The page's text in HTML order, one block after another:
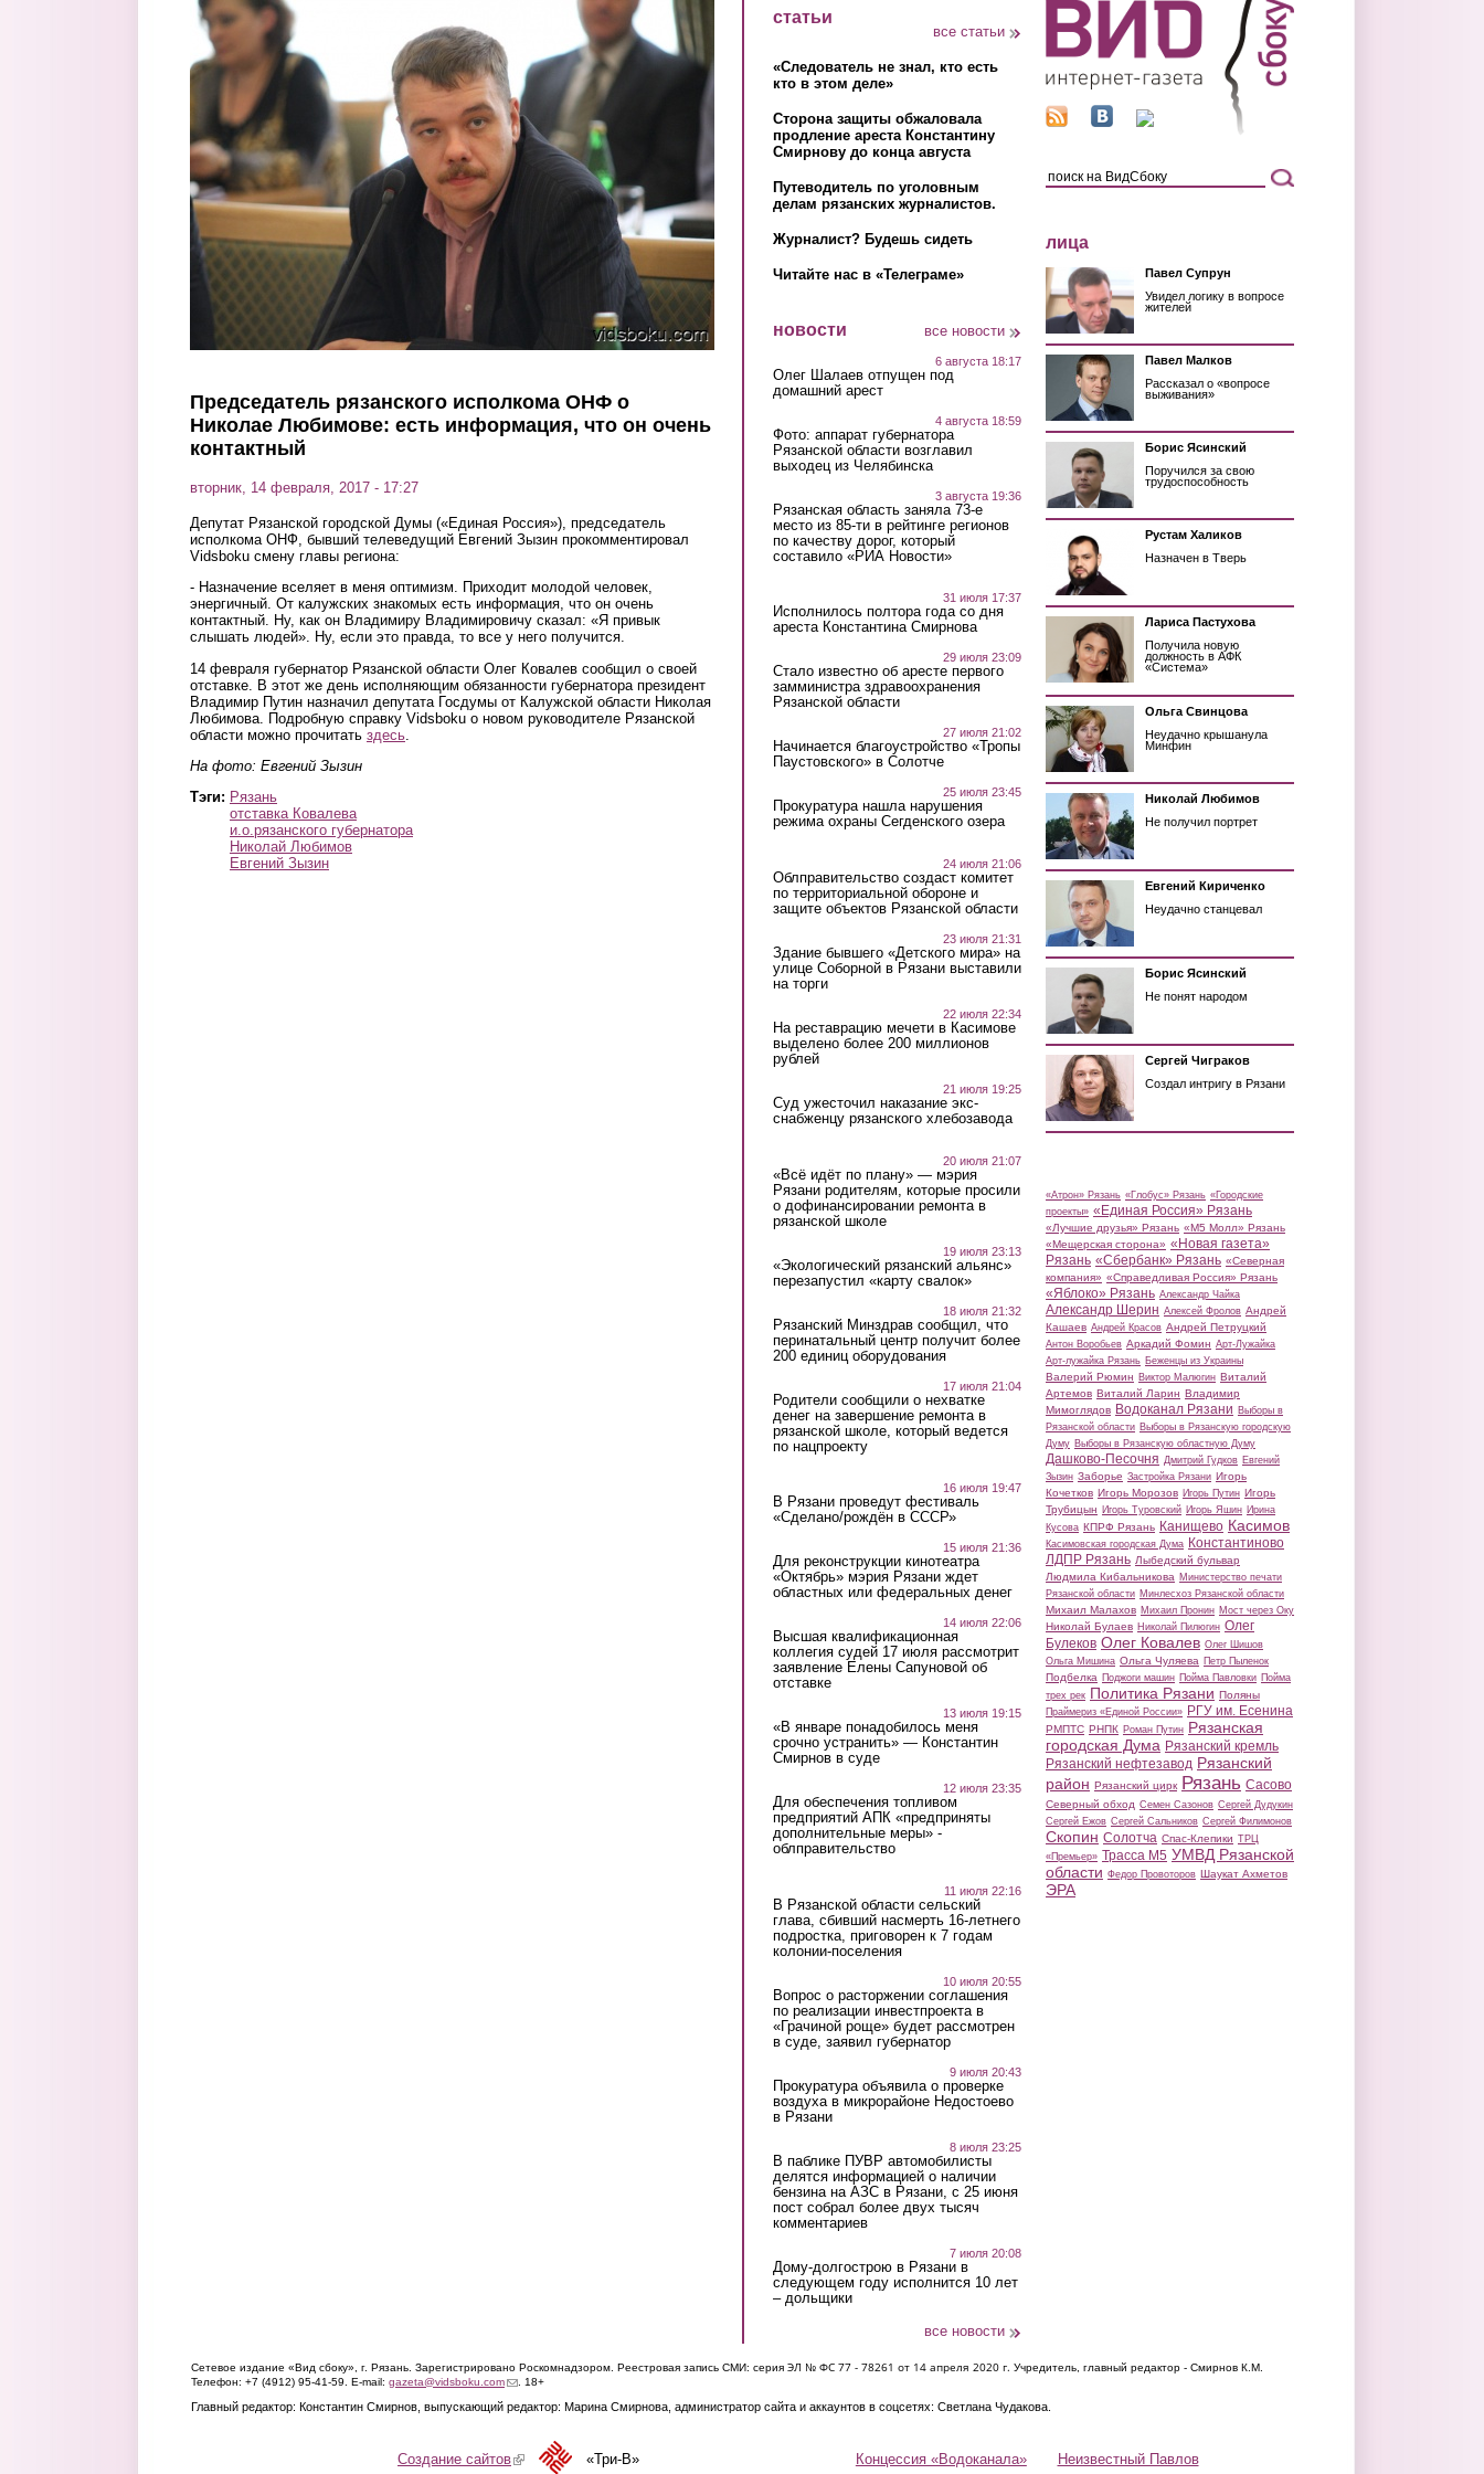
Перейти к основному содержанию
Председатель рязанского исполкома ОНФ о
Николае Любимове: есть информация, что он очень
контактный
вторник, 14 февраля, 2017 - 17:27
Депутат Рязанской городской Думы («Единая Россия»), председатель
исполкома ОНФ, бывший телеведущий Евгений Зызин прокомментировал
Vidsboku смену главы региона:
- Назначение вселяет в меня оптимизм. Приходит молодой человек,
энергичный. От калужских знакомых есть информация, что он очень
контактный. Ну, как он Владимиру Владимировичу сказал: «Я привык
слышать людей». Ну, если это правда, то все у него получится.
14 февраля губернатор Рязанской области Олег Ковалев сообщил о своей
отставке. В этот же день исполняющим обязанности губернатора президент
Владимир Путин назначил депутата Госдумы от Калужской области Николая
Любимова. Подробную справку Vidsboku о новом руководителе Рязанской
области можно прочитать здесь
На фото: Евгений Зызин
Тэги: Рязань
отставка Ковалева
и.о.рязанского губернатора
Николай Любимов
Евгений Зызин
статьи
все статьи
«Следователь не знал, кто есть
кто в этом деле»
Сторона защиты обжаловала
продление ареста Константину
Смирнову до конца августа
Путеводитель по уголовным
делам рязанских журналистов.
Журналист? Будешь сидеть
Читайте нас в «Телеграме»
новости все новости
6 августа 18:17
Олег Шалаев отпущен под
домашний арест
4 августа 18:59
Фото: аппарат губернатора
Рязанской области возглавил
выходец из Челябинска
3 августа 19:36
Рязанская область заняла 73-е
место из 85-ти в рейтинге регионов
по качеству дорог, который
составило «РИА Новости»
31 июля 17:37
Исполнилось полтора года со дня
ареста Константина Смирнова
29 июля 23:09
Стало известно об аресте первого
замминистра здравоохранения
Рязанской области
27 июля 21:02
Начинается благоустройство «Тропы
Паустовского» в Солотче
25 июля 23:45
Прокуратура нашла нарушения
режима охраны Сегденского озера
24 июля 21:06
Облправительство создаст комитет
по территориальной обороне и
защите объектов Рязанской области
23 июля 21:31
Здание бывшего «Детского мира» на
улице Соборной в Рязани выставили
на торги
22 июля 22:34
На реставрацию мечети в Касимове
выделено более 200 миллионов
рублей
21 июля 19:25
Суд ужесточил наказание экс-
снабженцу рязанского хлебозавода
20 июля 21:07
«Всё идёт по плану» — мэрия
Рязани родителям, которые просили
о дофинансировании ремонта в
рязанской школе
19 июля 23:13
«Экологический рязанский альянс»
перезапустил «карту свалок»
18 июля 21:32
Рязанский Минздрав сообщил, что
перинатальный центр получит более
200 единиц оборудования
17 июля 21:04
Родители сообщили о нехватке
денег на завершение ремонта в
рязанской школе, который ведется
по нацпроекту
16 июля 19:47
В Рязани проведут фестиваль
«Сделано/рождён в СССР»
15 июля 21:36
Для реконструкции кинотеатра
«Октябрь» мэрия Рязани ждет
областных или федеральных денег
14 июля 22:06
Высшая квалификационная
коллегия судей 17 июля рассмотрит
заявление Елены Сапуновой об
отставке
13 июля 19:15
«В январе понадобилось меня
срочно устранить» — Константин
Смирнов в суде
12 июля 23:35
Для обеспечения топливом
предприятий АПК «предприняты
дополнительные меры» -
облправительство
11 июля 22:16
В Рязанской области сельский
глава, сбивший насмерть 16-летнего
подростка, приговорен к 7 годам
колонии-поселения
10 июля 20:55
Вопрос о расторжении соглашения
по реализации инвестпроекта в
«Грачиной роще» будет рассмотрен
в суде, заявил губернатор
9 июля 20:43
Прокуратура объявила о проверке
воздуха в микрорайоне Недостоево
в Рязани
8 июля 23:25
В паблике ПУВР автомобилисты
делятся информацией о наличии
бензина на АЗС в Рязани, с 25 июня
пост собрал более двух тысяч
комментариев
7 июля 20:08
Дому-долгострою в Рязани в
следующем году исполнится 10 лет
– дольщики
все новости
лица
Павел Супрун
Увидел логику в вопросе
жителей
Павел Малков
Рассказал о «вопросе
выживания»
Борис Ясинский
Поручился за свою
трудоспособность
Рустам Халиков
Назначен в Тверь
Лариса Пастухова
Получила новую
должность в АФК
«Система»
Ольга Свинцова
Неудачно крышанула
Минфин
Николай Любимов
Не получил портрет
Евгений Кириченко
Неудачно станцевал
Борис Ясинский
Не понят народом
Сергей Чиграков
Создал интригу в Рязани
«Атрон» Рязань «Глобус» Рязань «Городские
проекты» «Единая Россия» Рязань
«Лучшие друзья» Рязань «М5 Молл» Рязань
«Мещерская сторона» «Новая газета»
Рязань «Сбербанк» Рязань «Северная
компания» «Справедливая Россия» Рязань
«Яблоко» Рязань Александр Чайка
Александр Шерин Алексей Фролов Андрей
Кашаев Андрей Красов Андрей Петруцкий
Антон Воробьев Аркадий Фомин Арт-Лужайка
Арт-лужайка Рязань Беженцы из Украины
Валерий Рюмин Виктор Малюгин Виталий
Артемов Виталий Ларин Владимир
Мимоглядов Водоканал Рязани Выборы в
Рязанской области Выборы в Рязанскую городскую
Думу Выборы в Рязанскую областную Думу
Дашково-Песочня Дмитрий Гудков Евгений
Зызин Заборье Застройка Рязани Игорь
Кочетков Игорь Морозов Игорь Путин Игорь
Трубицын Игорь Туровский Игорь Яшин Ирина
Кусова КПРФ Рязань Канищево Касимов
Касимовская городская Дума Константиново
ЛДПР Рязань Лыбедский бульвар
Людмила Кибальникова Министерство печати
Рязанской области Минлесхоз Рязанской области
Михаил Малахов Михаил Пронин Мост через Оку
Николай Булаев Николай Пилюгин Олег
Булеков Олег Ковалев Олег Шишов
Ольга Мишина Ольга Чуляева Петр Пыленок
Подбелка Поджоги машин Пойма Павловки Пойма
трех рек Политика Рязани Поляны
Праймериз «Единой России» РГУ им. Есенина
РМПТС РНПК Роман Путин Рязанская
городская Дума Рязанский кремль
Рязанский нефтезавод Рязанский
район Рязанский цирк Рязань Сасово
Северный обход Семен Сазонов Сергей Дудукин
Сергей Ежов Сергей Сальников Сергей Филимонов
Скопин Солотча Спас-Клепики ТРЦ
«Премьер» Трасса М5 УМВД Рязанской
области Федор Провоторов Шаукат Ахметов
ЭРА
Сетевое издание «Вид сбоку», г. Рязань. Зарегистрировано Роскомнадзором. Реестровая запись СМИ: серия ЭЛ № ФС 77 - 78261 от 14 апреля 2020 г. Учредитель, главный редактор - Смирнов К.М.
Телефон: +7 (4912) 95-41-59. E-mail: gazeta@vidsboku.com(link sends e-mail)
. 18+
Главный редактор: Константин Смирнов, выпускающий редактор: Марина Смирнова, администратор сайта и аккаунтов в соцсетях: Светлана Чудакова.
Концессия «Водоканала» Неизвестный Павлов
Создание сайтов(link is external)«Три-В»